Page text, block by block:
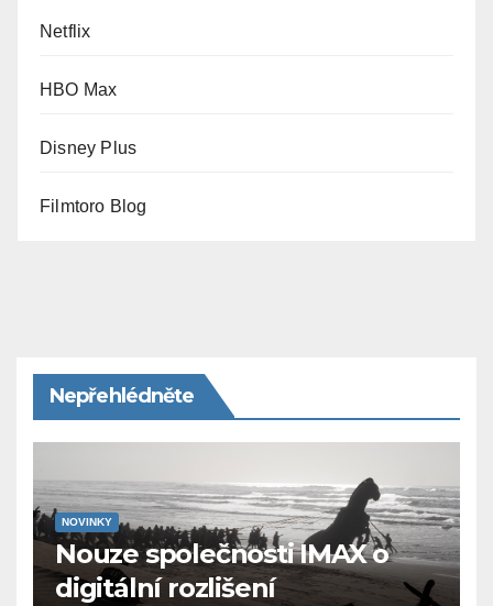
Netflix
HBO Max
Disney Plus
Filmtoro Blog
Nepřehlédněte
NOVINKY
Nouze společnosti IMAX o
digitální rozlišení